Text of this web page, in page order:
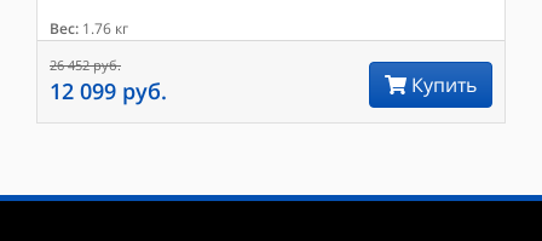
Вес: 1.76 кг
26 452 руб.
12 099 руб. Купить